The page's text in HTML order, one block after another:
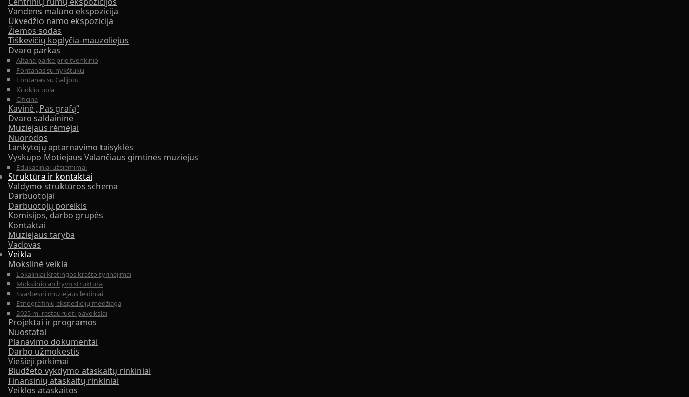
Vandens malūno ekspozicija
Ūkvedžio namo ekspozicija
Žiemos sodas
Tiškevičių koplyčia-mauzoliejus
Dvaro parkas
Altana parke prie tvenkinio
Fontanas su nykštuku
Fontanas su Galijotu
Krioklio uola
Oficina
Kavinė „Pas grafą“
Dvaro saldaininė
Muziejaus rėmėjai
Nuorodos
Lankytojų aptarnavimo taisyklės
Vyskupo Motiejaus Valančiaus gimtinės muziejus
Edukaciniai užsiėmimai
Struktūra ir kontaktai
Valdymo struktūros schema
Darbuotojai
Darbuotojų poreikis
Komisijos, darbo grupės
Kontaktai
Muziejaus taryba
Vadovas
Veikla
Mokslinė veikla
Lokaliniai Kretingos krašto tyrinėjimai
Mokslinio archyvo struktūra
Svarbesni muziejaus leidiniai
Etnografinių ekspedicijų medžiaga
2025 m. restauruoti paveikslai
Projektai ir programos
Nuostatai
Planavimo dokumentai
Darbo užmokestis
Viešieji pirkimai
Biudžeto vykdymo ataskaitų rinkiniai
Finansinių ataskaitų rinkiniai
Veiklos ataskaitos